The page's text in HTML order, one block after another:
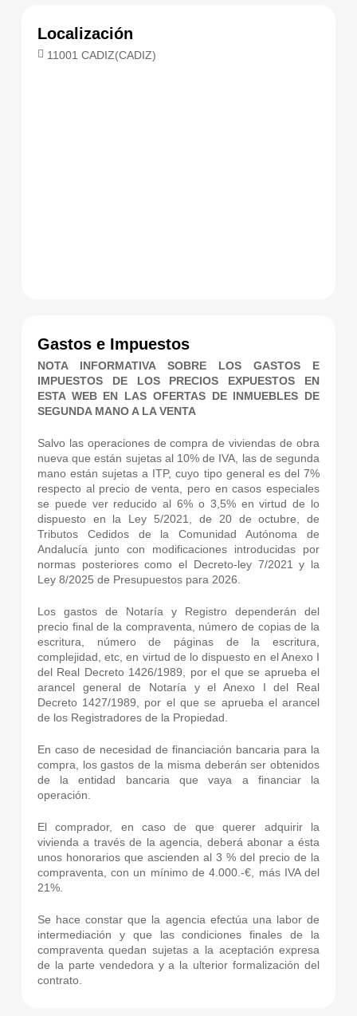
Localización
11001 CADIZ(CADIZ)
Gastos e Impuestos
NOTA INFORMATIVA SOBRE LOS GASTOS E
IMPUESTOS DE LOS PRECIOS EXPUESTOS EN
ESTA WEB EN LAS OFERTAS DE INMUEBLES DE
SEGUNDA MANO A LA VENTA
Salvo las operaciones de compra de viviendas de obra
nueva que están sujetas al 10% de IVA, las de segunda
mano están sujetas a ITP, cuyo tipo general es del 7%
respecto al precio de venta, pero en casos especiales
se puede ver reducido al 6% o 3,5% en virtud de lo
dispuesto en la Ley 5/2021, de 20 de octubre, de
Tributos Cedidos de la Comunidad Autónoma de
Andalucía junto con modificaciones introducidas por
normas posteriores como el Decreto-ley 7/2021 y la
Ley 8/2025 de Presupuestos para 2026.
Los gastos de Notaría y Registro dependerán del
precio final de la compraventa, número de copias de la
escritura, número de páginas de la escritura,
complejidad, etc, en virtud de lo dispuesto en el Anexo I
del Real Decreto 1426/1989, por el que se aprueba el
arancel general de Notaría y el Anexo I del Real
Decreto 1427/1989, por el que se aprueba el arancel
de los Registradores de la Propiedad.
En caso de necesidad de financiación bancaria para la
compra, los gastos de la misma deberán ser obtenidos
de la entidad bancaria que vaya a financiar la
operación.
El comprador, en caso de que querer adquirir la
vivienda a través de la agencia, deberá abonar a ésta
unos honorarios que ascienden al 3 % del precio de la
compraventa, con un mínimo de 4.000.-€, más IVA del
21%.
Se hace constar que la agencia efectúa una labor de
intermediación y que las condiciones finales de la
compraventa quedan sujetas a la aceptación expresa
de la parte vendedora y a la ulterior formalización del
contrato.